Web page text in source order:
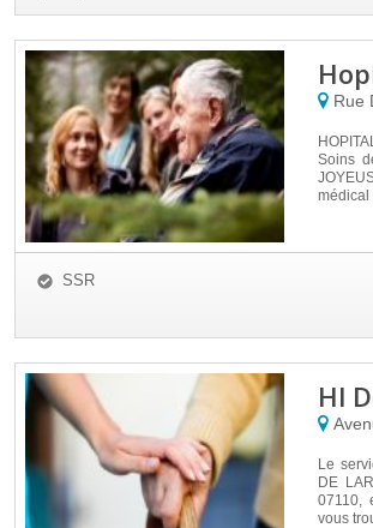
Rue
Soins
médical
SSR
Hl
Le
DE
07110,
vous